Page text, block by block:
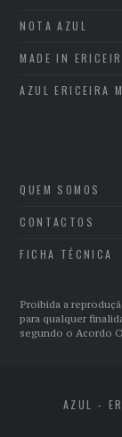
NOTA AZUL
MADE IN
AZUL ERICEIRA
QUEM SOMOS
CONTACTOS
FICHA TÉCNICA
Proibida a
para qualquer
segundo o Acordo
AZUL -